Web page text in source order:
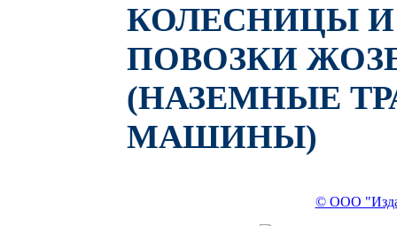
КОЛЕСНИЦЫ
ПОВОЗКИ
(НАЗЕМНЫЕ
МАШИНЫ)
© ООО